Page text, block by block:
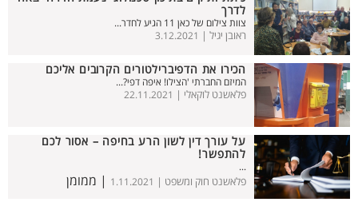
לדרך
צוות צילום של כאן 11 הגיע לחדר...
ראובן יגיל | 3.12.2021
הכירו את הדפיברילטורים הקרובים אליכם
המיזם החברתי 'הצילו! איפה דפי?...
פלאשנט לוקאלי | 22.11.2021
על עורך דין לשון הרע בחיפה – אסור לכם
להתפשר!
...
פלאשנט חוק ומשפט | 1.11.2021 | ממומן